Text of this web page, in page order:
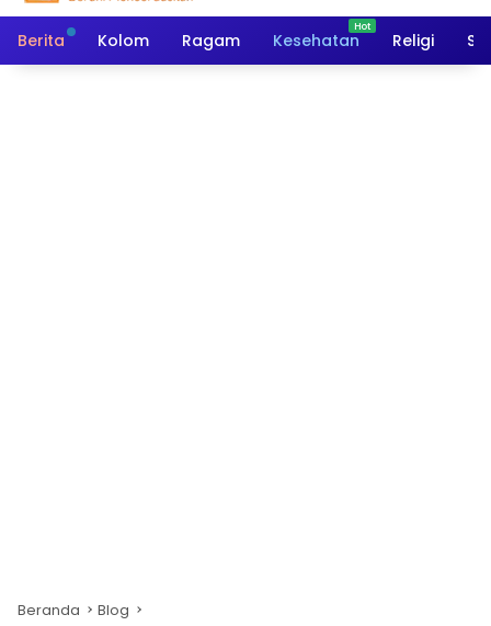
Berita Kolom Ragam Kesehatan Religi
Beranda Blog